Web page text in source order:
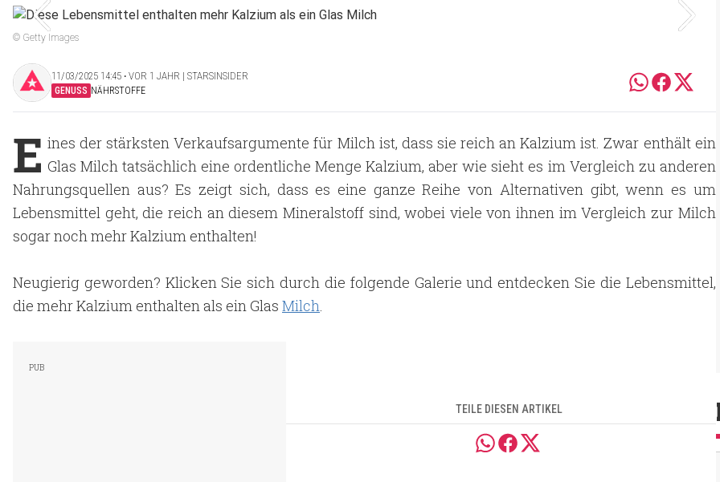
© Getty Images
11/03/2025 14:45 ‧ VOR 1 JAHR | STARSINSIDER
GENUSS NÄHRSTOFFE
E ines der stärksten Verkaufsargumente für Milch ist, dass sie reich an Kalzium ist. Zwar enthält ein
Glas Milch tatsächlich eine ordentliche Menge Kalzium, aber wie sieht es im Vergleich zu anderen
Nahrungsquellen aus? Es zeigt sich, dass es eine ganze Reihe von Alternativen gibt, wenn es um
Lebensmittel geht, die reich an diesem Mineralstoff sind, wobei viele von ihnen im Vergleich zur Milch
sogar noch mehr Kalzium enthalten!
Neugierig geworden? Klicken Sie sich durch die folgende Galerie und entdecken Sie die Lebensmittel,
die mehr Kalzium enthalten als ein Glas Milch.
TEILE DIESEN ARTIKEL